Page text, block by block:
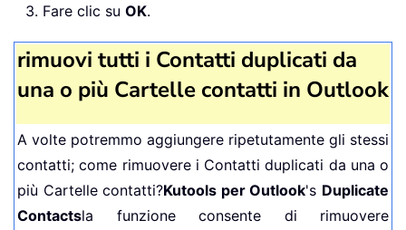
3. Fare clic su OK.
rimuovi tutti i Contatti duplicati da
una o più Cartelle contatti in Outlook
A volte potremmo aggiungere ripetutamente gli stessi
contatti; come rimuovere i Contatti duplicati da una o
più Cartelle contatti?Kutools per Outlook's Duplicate
Contactsla funzione consente di rimuovere